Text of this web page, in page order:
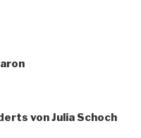
von Julia Schoch